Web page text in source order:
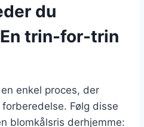
du
trin-for-trin
enkel proces, der
Følg disse
blomkålsris derhjemme: